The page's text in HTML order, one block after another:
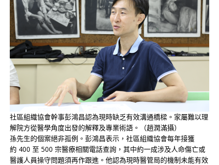
社區組織協會幹事彭鴻昌認為現時缺乏有效溝通橋樑。家屬難以理
解院方從醫學角度出發的解釋及專業術語。（趙潤滿攝）
孫先生的個案絕非孤例。彭鴻昌表示，社區組織協會每年接獲
約 400 至 500 宗醫療相關電話查詢，其中約一成涉及人命傷亡或
醫護人員操守問題須再作跟進。他認為現時醫管局的機制未能有效